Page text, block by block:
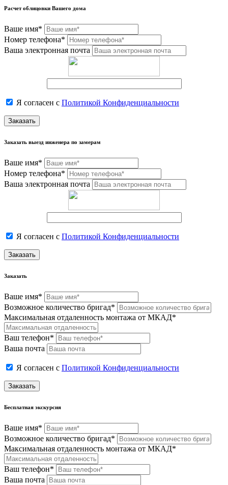
Расчет облицовки Вашего дома
Ваше имя*
Номер телефона*
Ваша электронная почта
Я согласен с Политикой Конфиденциальности
Заказать
Заказать выезд инженера по замерам
Ваше имя*
Номер телефона*
Ваша электронная почта
Я согласен с Политикой Конфиденциальности
Заказать
Заказать
Ваше имя*
Возможное количество бригад*
Максимальная отдаленность монтажа от МКАД*
Ваш телефон*
Ваша почта
Я согласен с Политикой Конфиденциальности
Заказать
Бесплатная экскурсия
Ваше имя*
Возможное количество бригад*
Максимальная отдаленность монтажа от МКАД*
Ваш телефон*
Ваша почта